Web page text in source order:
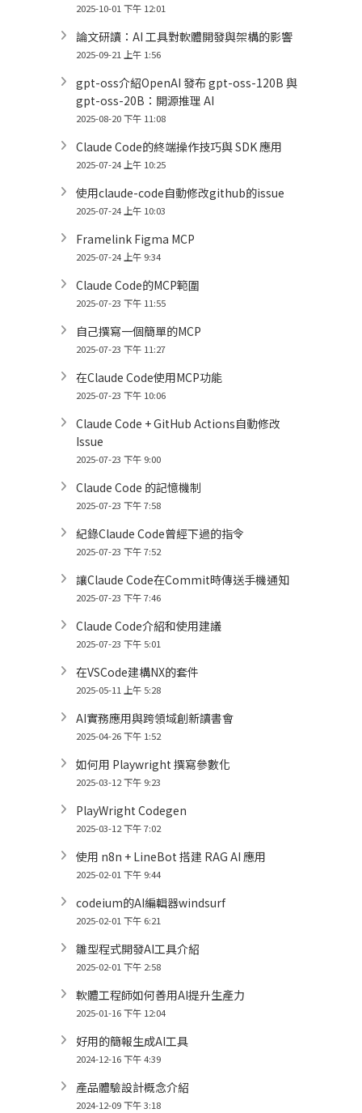
2025-10-01 下午 12:01
論文研讀：AI 工具對軟體開發與架構的影響
2025-09-21 上午 1:56
gpt-oss介紹OpenAI 發布 gpt-oss-120B 與
gpt-oss-20B：開源推理 AI
2025-08-20 下午 11:08
Claude Code的終端操作技巧與 SDK 應用
2025-07-24 上午 10:25
使用claude-code自動修改github的issue
2025-07-24 上午 10:03
Framelink Figma MCP
2025-07-24 上午 9:34
Claude Code的MCP範圍
2025-07-23 下午 11:55
自己撰寫一個簡單的MCP
2025-07-23 下午 11:27
在Claude Code使用MCP功能
2025-07-23 下午 10:06
Claude Code + GitHub Actions自動修改
Issue
2025-07-23 下午 9:00
Claude Code 的記憶機制
2025-07-23 下午 7:58
紀錄Claude Code曾經下過的指令
2025-07-23 下午 7:52
讓Claude Code在Commit時傳送手機通知
2025-07-23 下午 7:46
Claude Code介紹和使用建議
2025-07-23 下午 5:01
在VSCode建構NX的套件
2025-05-11 上午 5:28
AI實務應用與跨領域創新讀書會
2025-04-26 下午 1:52
如何用 Playwright 撰寫參數化
2025-03-12 下午 9:23
PlayWright Codegen
2025-03-12 下午 7:02
使用 n8n + LineBot 搭建 RAG AI 應用
2025-02-01 下午 9:44
codeium的AI編輯器windsurf
2025-02-01 下午 6:21
雛型程式開發AI工具介紹
2025-02-01 下午 2:58
軟體工程師如何善用AI提升生產力
2025-01-16 下午 12:04
好用的簡報生成AI工具
2024-12-16 下午 4:39
產品體驗設計概念介紹
2024-12-09 下午 3:18